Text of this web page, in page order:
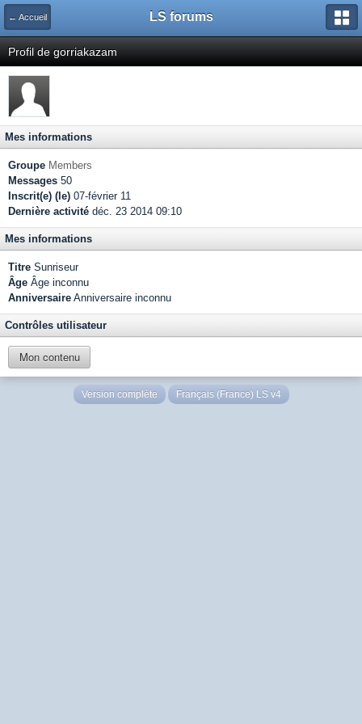
← Accueil LS forums
Profil de gorriakazam
Mes informations
Groupe Members
Messages 50
Inscrit(e) (le) 07-février 11
Dernière activité déc. 23 2014 09:10
Mes informations
Titre Sunriseur
Âge Âge inconnu
Anniversaire Anniversaire inconnu
Contrôles utilisateur
Mon contenu
Version complète Français (France) LS v4